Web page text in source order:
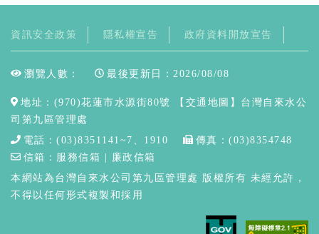
資訊安全政策 隱私權宣告 政府資料開放宣告
瀏覽人數： 最後更新日：2026/08/08
地址：(970)花蓮市水源街80號
【交通地圖】台灣自來水公
司第九區管理處
電話：(03)8351141~7、1910
傳真：(03)8354748
信箱： 服務信箱 |
廉政信箱
本網站為台灣自來水公司第九區管理處 版權所有 未經允許，
不得以任何形式複製和採用